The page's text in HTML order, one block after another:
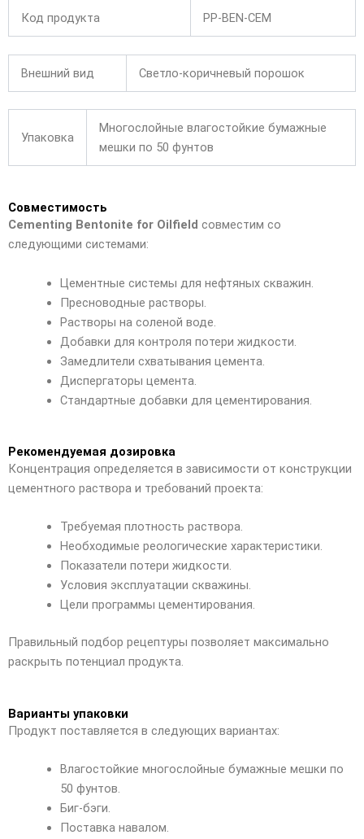
Код продукта PP-BEN-CEM
Внешний вид Светло-коричневый порошок
Упаковка
Многослойные влагостойкие бумажные
мешки по 50 фунтов
Совместимость
Cementing Bentonite for Oilfield совместим со
следующими системами:
Цементные системы для нефтяных скважин.
Пресноводные растворы.
Растворы на соленой воде.
Добавки для контроля потери жидкости.
Замедлители схватывания цемента.
Диспергаторы цемента.
Стандартные добавки для цементирования.
Рекомендуемая дозировка
Концентрация определяется в зависимости от конструкции
цементного раствора и требований проекта:
Требуемая плотность раствора.
Необходимые реологические характеристики.
Показатели потери жидкости.
Условия эксплуатации скважины.
Цели программы цементирования.
Правильный подбор рецептуры позволяет максимально
раскрыть потенциал продукта.
Варианты упаковки
Продукт поставляется в следующих вариантах:
Влагостойкие многослойные бумажные мешки по
50 фунтов.
Биг-бэги.
Поставка навалом.